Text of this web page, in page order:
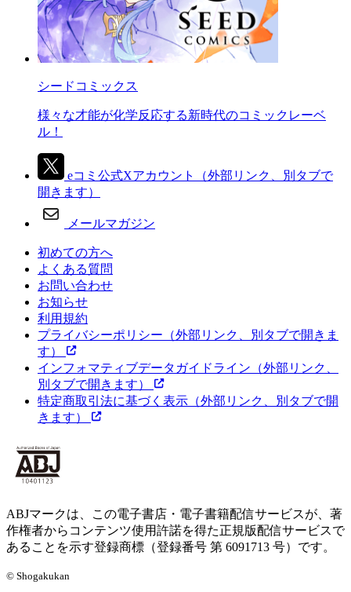
シードコミックス
様々な才能が化学反応する新時代のコミックレーベ
ル！
eコミ公式Xアカウント
（外部リンク、別タブで
開きます）
メールマガジン
初めての方へ
よくある質問
お問い合わせ
お知らせ
利用規約
プライバシーポリシー （外部リンク、別タブで開きま
す）
インフォマティブデータガイドライン （外部リンク、
別タブで開きます）
特定商取引法に基づく表示 （外部リンク、別タブで開
きます）
ABJマークは、この電子書店・電子書籍配信サービスが、著
作権者からコンテンツ使用許諾を得た正規版配信サービスで
あることを示す登録商標（登録番号 第 6091713 号）です。
© Shogakukan